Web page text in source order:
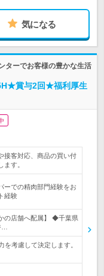
気になる
ターでお客様の豊かな生活
賞与2回★福利厚生
接客対応、商品の買い付
す。
ーでの精肉部門経験をお
経験
の店舗へ配属】 ◆千葉県
考慮して決定します。